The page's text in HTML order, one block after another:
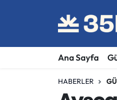
Ana Sayfa
HABERLER